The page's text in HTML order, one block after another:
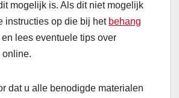
mogelijk is. Als dit niet mogelijk
instructies op die bij het behang
lees eventuele tips over
online.
dat u alle benodigde materialen